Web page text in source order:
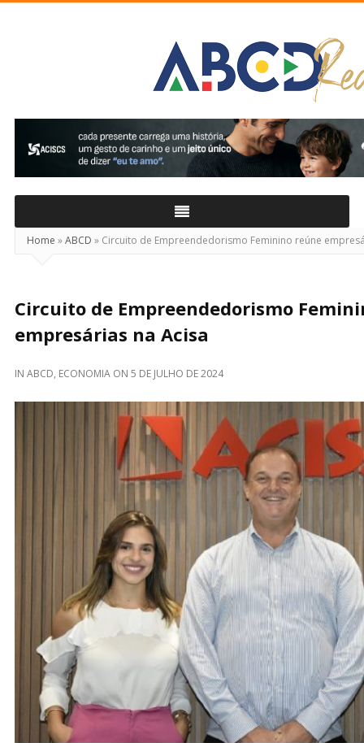
Home »ABCD » Circuito de Empreendedorismo Feminino reúne
Circuito de Empreendedorismo
empresárias na Acisa
IN ABCD, ECONOMIA ON 5 DE JULHO DE 2024